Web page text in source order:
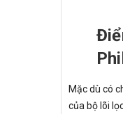
Mặc dù có
của bộ lõi